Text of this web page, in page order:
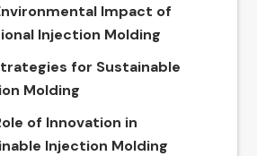
Impact of
Injection Molding
for Sustainable
Molding
of Innovation in
Injection Molding